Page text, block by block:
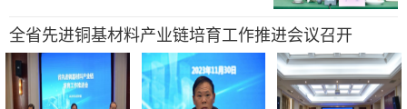
全省先进铜基材料产业链培育工作推进会议召开